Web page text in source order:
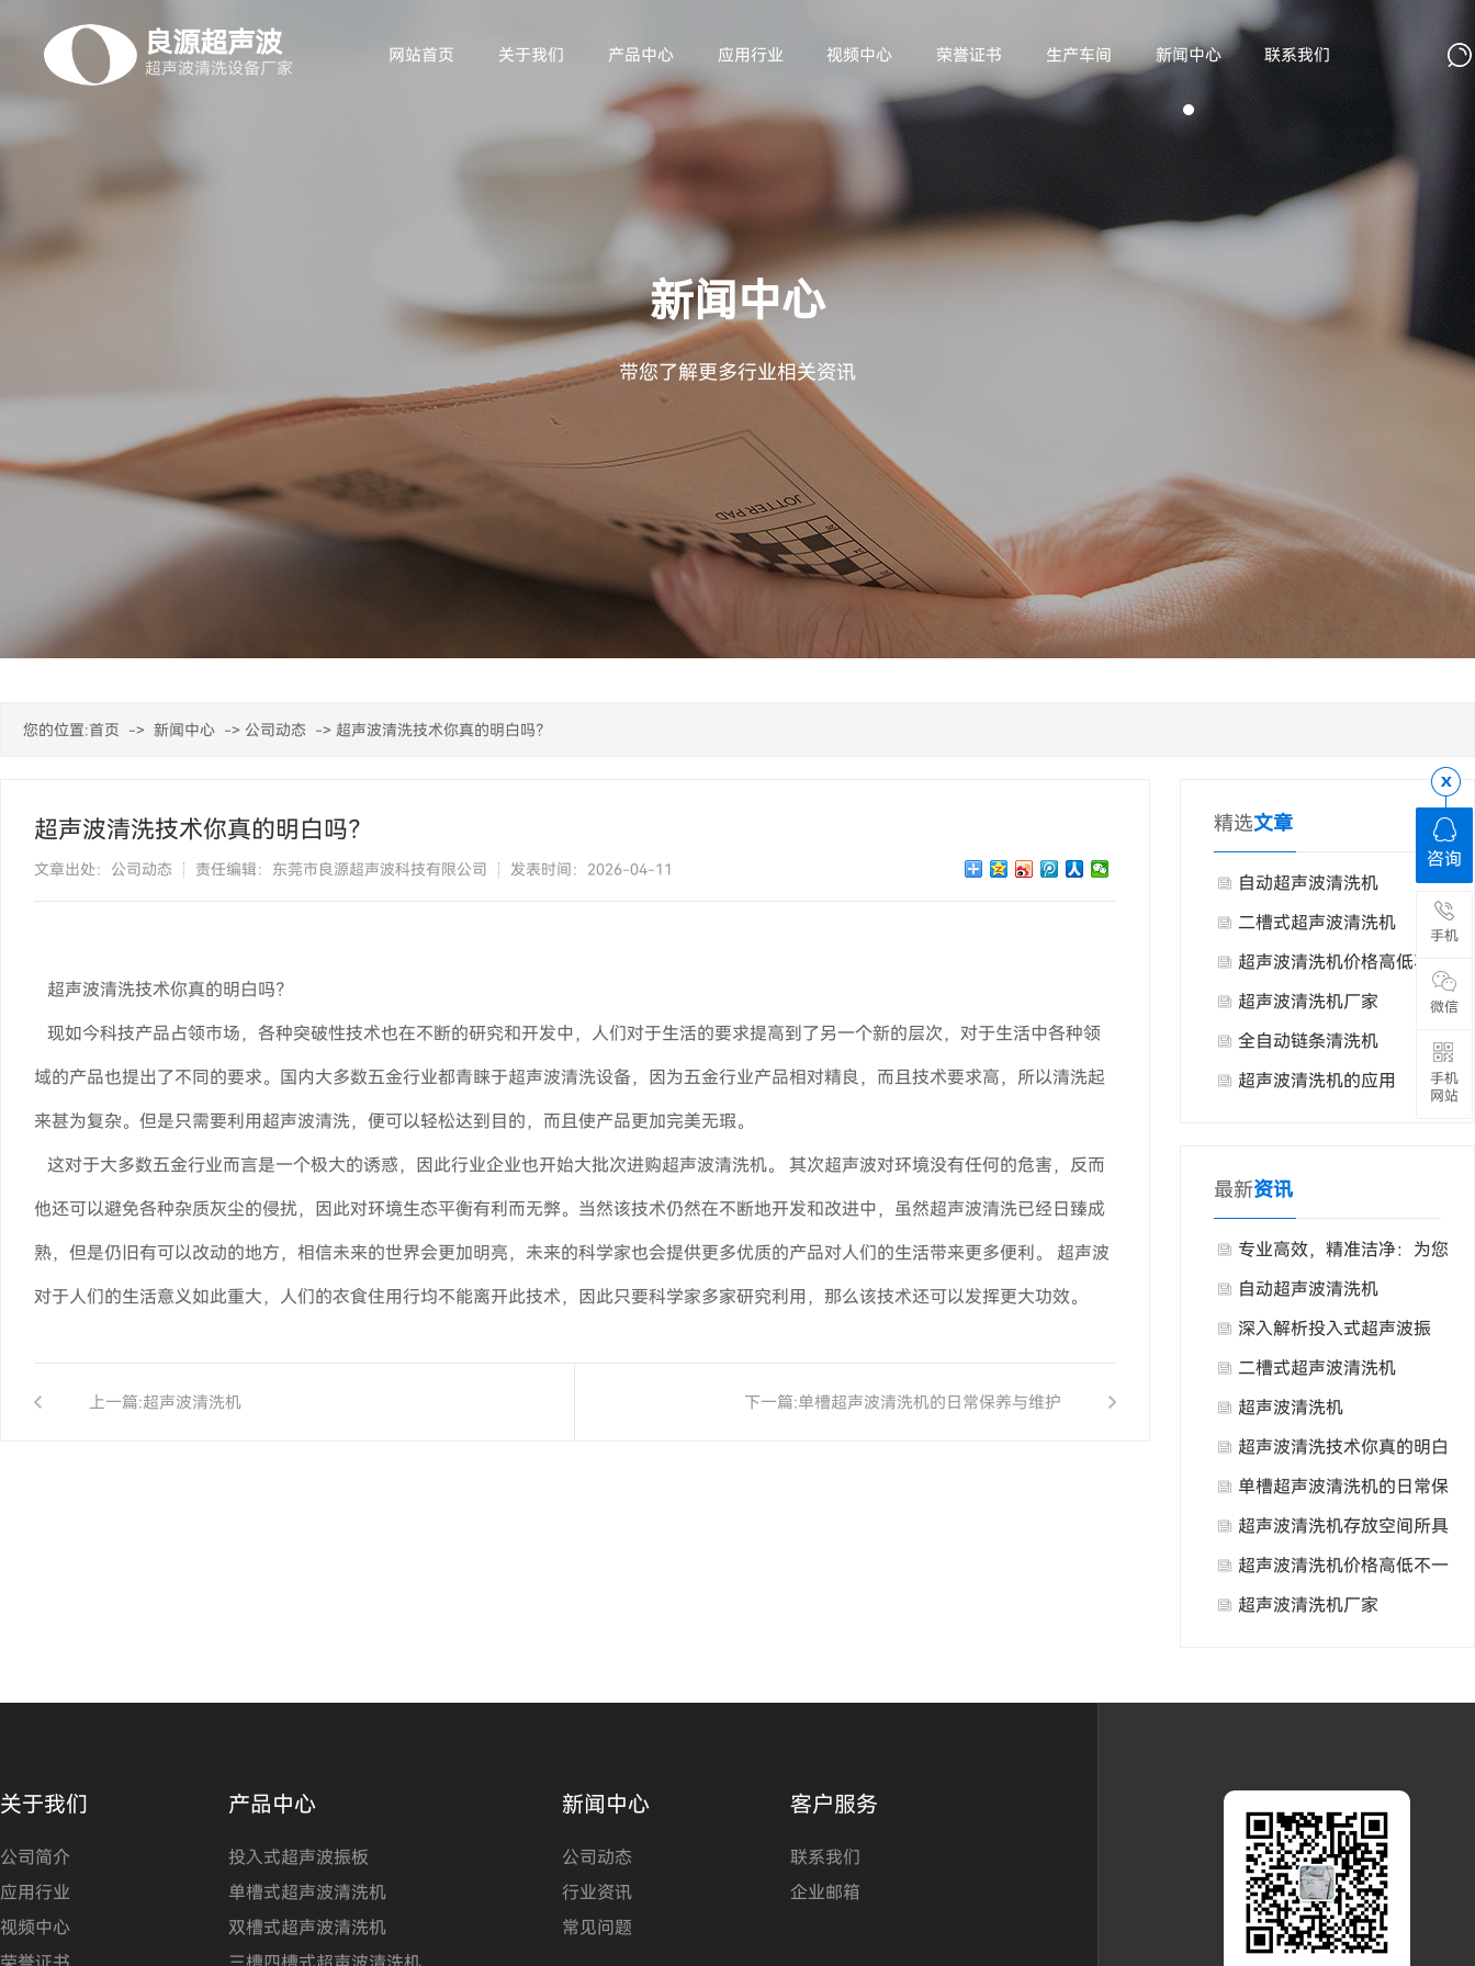
良源超声波
超声波清洗设备厂家
网站首页 关于我们 产品中心 应用行业 视频中心 荣誉证书 生产车间 新闻中心 联系我们
新闻中心
带您了解更多行业相关资讯
您的位置:首页 -> 新闻中心 -> 公司动态 -> 超声波清洗技术你真的明白吗？
超声波清洗技术你真的明白吗？
文章出处：公司动态 责任编辑：东莞市良源超声波科技有限公司 发表时间：2026-04-11
超声波清洗技术你真的明白吗？
现如今科技产品占领市场，各种突破性技术也在不断的研究和开发中，人们对于生活的要求提高到了另一个新的层次，对于生活中各种领
域的产品也提出了不同的要求。国内大多数五金行业都青睐于超声波清洗设备，因为五金行业产品相对精良，而且技术要求高，所以清洗起
来甚为复杂。但是只需要利用超声波清洗，便可以轻松达到目的，而且使产品更加完美无瑕。
这对于大多数五金行业而言是一个极大的诱惑，因此行业企业也开始大批次进购超声波清洗机。 其次超声波对环境没有任何的危害，反而
他还可以避免各种杂质灰尘的侵扰，因此对环境生态平衡有利而无弊。当然该技术仍然在不断地开发和改进中，虽然超声波清洗已经日臻成
熟，但是仍旧有可以改动的地方，相信未来的世界会更加明亮，未来的科学家也会提供更多优质的产品对人们的生活带来更多便利。 超声波
对于人们的生活意义如此重大，人们的衣食住用行均不能离开此技术，因此只要科学家多家研究利用，那么该技术还可以发挥更大功效。
上一篇:超声波清洗机 下一篇:单槽超声波清洗机的日常保养与维护
精选文章
自动超声波清洗机
二槽式超声波清洗机
超声波清洗机价格高低不一
产生的原因
超声波清洗机厂家
全自动链条清洗机
超声波清洗机的应用
最新资讯
专业高效，精准洁净：为您
量身打造的单槽式超声波清
洗解决方案
自动超声波清洗机
深入解析投入式超声波振
板：高效清洗的核心部件
二槽式超声波清洗机
超声波清洗机
超声波清洗技术你真的明白
吗？
单槽超声波清洗机的日常保
养与维护
超声波清洗机存放空间所具
备的基本要求
超声波清洗机价格高低不一
产生的原因
超声波清洗机厂家
关于我们
公司简介
应用行业
视频中心
产品中心
投入式超声波振板
单槽式超声波清洗机
双槽式超声波清洗机
新闻中心
公司动态
行业资讯
常见问题
客户服务
联系我们
企业邮箱
咨询
手机
微信
手机
网站